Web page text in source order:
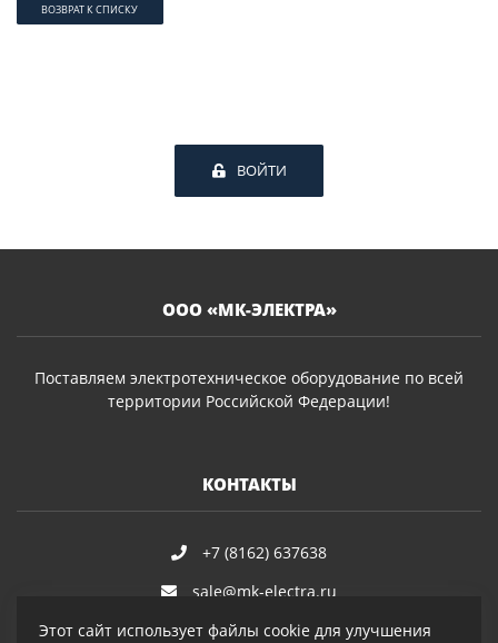
ВОЗВРАТ К СПИСКУ
ВОЙТИ
ООО «МК-ЭЛЕКТРА»
Поставляем электротехническое оборудование по всей
территории Российской Федерации!
КОНТАКТЫ
+7 (8162) 637638
sale@mk-electra.ru
Этот сайт использует файлы cookie для улучшения